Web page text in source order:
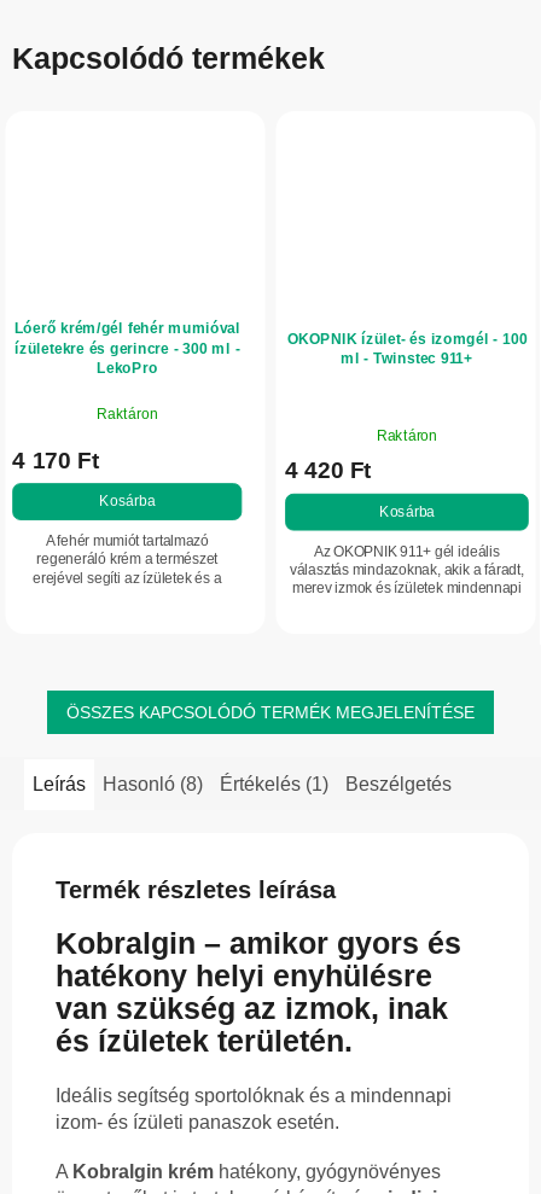
Kapcsolódó termékek
Lóerő krém/gél fehér mumióval
ízületekre és gerincre - 300 ml -
LekoPro
Raktáron
4 170 Ft
Kosárba
A fehér mumiót tartalmazó
regeneráló krém a természet
erejével segíti az ízületek és a
OKOPNIK ízület- és izomgél - 100
ml - Twinstec 911+
átlagos
értékelése
5-
5,0
csillag.
Raktáron
4 420 Ft
Kosárba
Az OKOPNIK 911+ gél ideális
választás mindazoknak, akik a fáradt,
merev izmok és ízületek mindennapi
ÖSSZES KAPCSOLÓDÓ TERMÉK MEGJELENÍTÉSE
Leírás Hasonló (8) Értékelés (1) Beszélgetés
Termék részletes leírása
Kobralgin – amikor gyors és
hatékony helyi enyhülésre
van szükség az izmok, inak
és ízületek területén.
Ideális segítség sportolóknak és a mindennapi
izom- és ízületi panaszok esetén.
A Kobralgin krém hatékony, gyógynövényes